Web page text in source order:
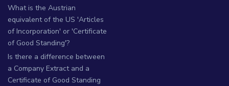
What is the Austrian
equivalent of the US 'Articles
of Incorporation' or 'Certificate
of Good Standing'?
Is there a difference between
a Company Extract and a
Certificate of Good Standing